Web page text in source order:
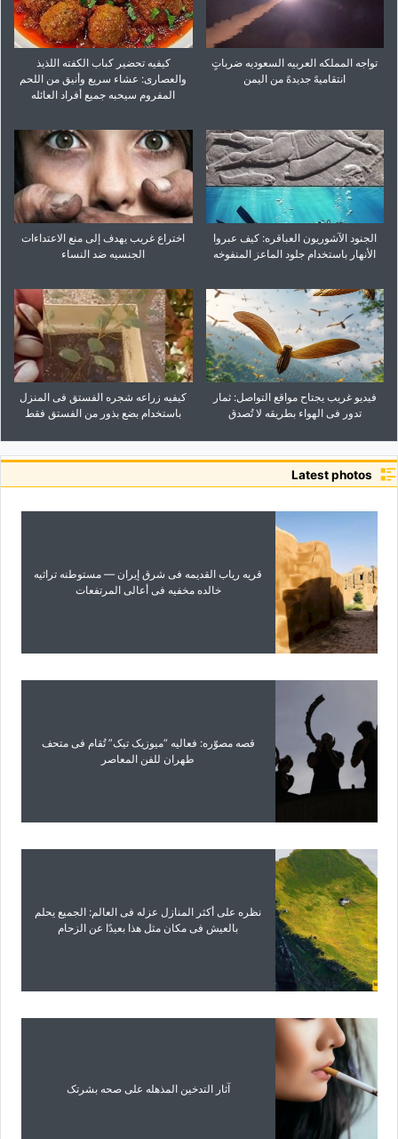
تواجه المملکه العربیه السعودیه ضرباتٍ
انتقامیهً جدیدهً من الیمن
کیفیه تحضیر کباب الکفته اللذیذ
والعصاری: عشاء سریع وأنیق من اللحم
المفروم سیحبه جمیع أفراد العائله
الجنود الآشوریون العباقره: کیف عبروا
الأنهار باستخدام جلود الماعز المنفوخه
اختراع غریب یهدف إلى منع الاعتداءات
الجنسیه ضد النساء
فیدیو غریب یجتاح مواقع التواصل: ثمار
تدور فی الهواء بطریقه لا تُصدق
کیفیه زراعه شجره الفستق فی المنزل
باستخدام بضع بذور من الفستق فقط
Latest photos
قریه ریاب القدیمه فی شرق إیران — مستوطنه تراثیه
خالده مخفیه فی أعالی المرتفعات
قصه مصوّره: فعالیه “میوزیک تیک” تُقام فی متحف
طهران للفن المعاصر
نظره على أکثر المنازل عزله فی العالم: الجمیع یحلم
بالعیش فی مکان مثل هذا بعیدًا عن الزحام
آثار التدخین المذهله على صحه بشرتک